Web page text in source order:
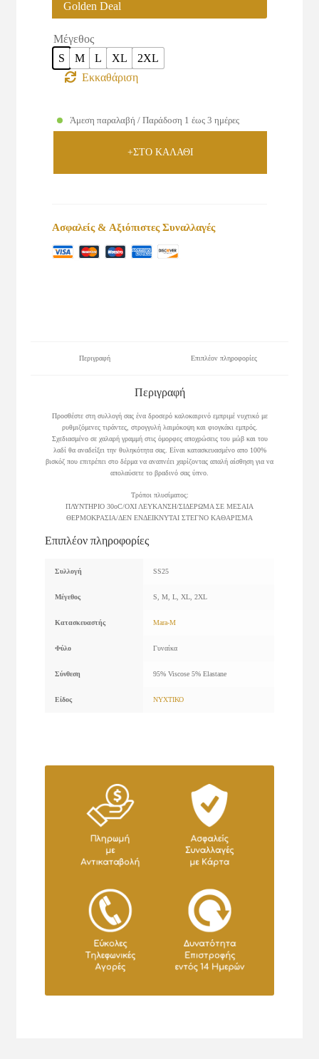
Golden Deal
Μέγεθος
S
M L XL
2XL
Εκκαθάριση
Άμεση παραλαβή / Παράδοση 1 έως 3 ημέρες
+ΣΤΟ ΚΑΛΑΘΙ
Ασφαλείς & Αξιόπιστες Συναλλαγές
Περιγραφή Επιπλέον πληροφορίες
Περιγραφή
Προσθέστε στη συλλογή σας ένα δροσερό καλοκαιρινό εμπριμέ νυχτικό με
ρυθμιζόμενες τιράντες, στρογγυλή λαιμόκοψη και φιογκάκι εμπρός.
Σχεδιασμένο σε χαλαρή γραμμή στις όμορφες αποχρώσεις του μώβ και του
λαδί θα αναδείξει την θυληκότητα σας. Είναι κατασκευασμένο απο 100%
βισκόζ που επιτρέπει στο δέρμα να αναπνέει χαρίζοντας απαλή αίσθηση για να
απολαύσετε το βραδινό σας ύπνο.
Τρόποι πλυσίματος:
ΠΛΥΝΤΗΡΙΟ 30οC/ΟΧΙ ΛΕΥΚΑΝΣΗ/ΣΙΔΕΡΩΜΑ ΣΕ ΜΕΣΑΙΑ
ΘΕΡΜΟΚΡΑΣΙΑ/ΔΕΝ ΕΝΔΕΙΚΝΥΤΑΙ ΣΤΕΓΝΟ ΚΑΘΑΡΙΣΜΑ
Επιπλέον πληροφορίες
Συλλογή SS25
Μέγεθος S, M, L, XL, 2XL
Κατασκευαστής Mara-M
Φύλο Γυναίκα
Σύνθεση 95% Viscose 5% Elastane
Είδος ΝΥΧΤΙΚΟ